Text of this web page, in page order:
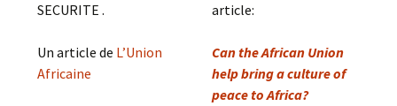
SECURITE .
Un article de L’Union
Africaine
article:
Can the African Union
help bring a culture of
peace to Africa?